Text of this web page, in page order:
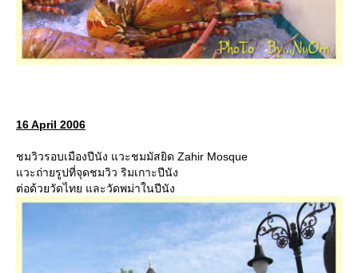
16 April 2006
ชมวิวรอบเมืองปีนัง แวะชมมัสยิด Zahir Mosque
วะถ่ายรูปที่จุดชมวิว ริมเกาะปีนัง
ต่อด้วยวัดไทย และวัดพม่าในปีนัง